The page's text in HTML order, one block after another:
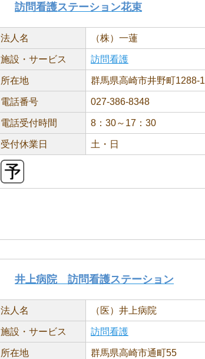
訪問看護ステーション花束
法人名 （株）一蓮
施設・サービス 訪問看護
所在地 群馬県高崎市井野町1288-1
電話番号 027-386-8348
電話受付時間 8：30～17：30
受付休業日 土・日
井上病院 訪問看護ステーション
法人名 （医）井上病院
施設・サービス 訪問看護
所在地 群馬県高崎市通町55